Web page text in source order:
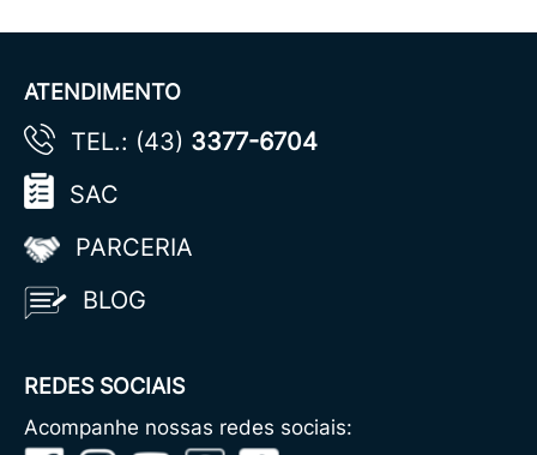
ATENDIMENTO
TEL.: (43) 3377-6704
SAC
PARCERIA
BLOG
REDES SOCIAIS
Acompanhe nossas redes sociais: